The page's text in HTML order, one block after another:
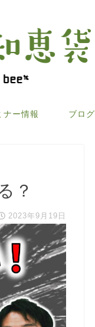
ナー情報 ブログ
？
2023年9月19日